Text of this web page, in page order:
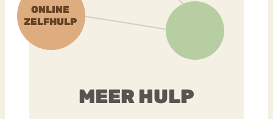
MEER HULP